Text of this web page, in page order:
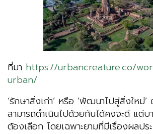
ที่มา https://urbancreature.co/
urban/
‘รักษาสิ่งเก่า’ หรือ ‘พัฒนาไปสู่สิ่งใหม่
สามารถดำเนินไปด้วยกันได้คงจะดี แต่บ
ต้องเลือก โดยเฉพาะยามที่มีเรื่องผลปร